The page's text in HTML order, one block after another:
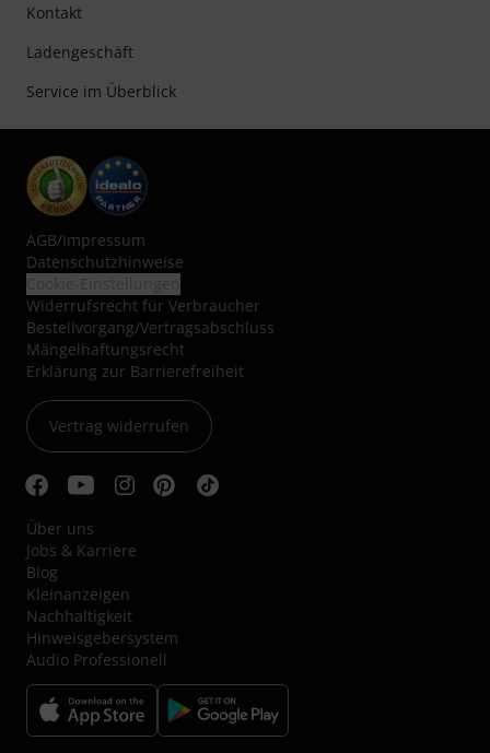
Kontakt
Ladengeschäft
Service im Überblick
AGB/Impressum
Datenschutzhinweise
Widerrufsrecht für Verbraucher
Bestellvorgang/Vertragsabschluss
Mängelhaftungsrecht
Erklärung zur Barrierefreiheit
Vertrag widerrufen
Über uns
Jobs & Karriere
Blog
Kleinanzeigen
Nachhaltigkeit
Hinweisgebersystem
Audio Professionell